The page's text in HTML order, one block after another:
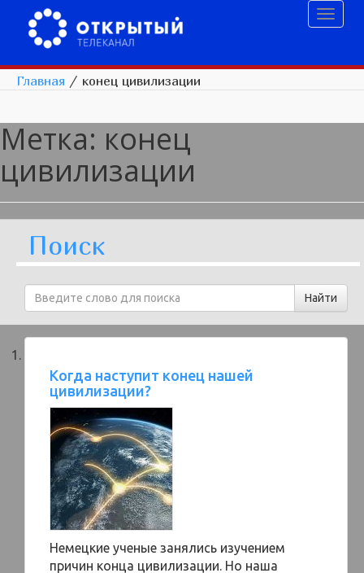
Главная / конец цивилизации
Метка: конец
цивилизации
Поиск
Когда наступит конец нашей
цивилизации?
Немецкие ученые занялись изучением
причин конца цивилизации. Но наша